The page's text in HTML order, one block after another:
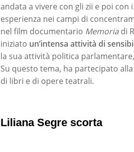
andata a vivere con gli zii e poi
esperienza nei campi di
nel film documentario Memoria di
iniziato un’intensa attività di
la sua attività politica
Su questo tema, ha partecipato
di libri e di opere teatrali.
Liliana Segre scorta